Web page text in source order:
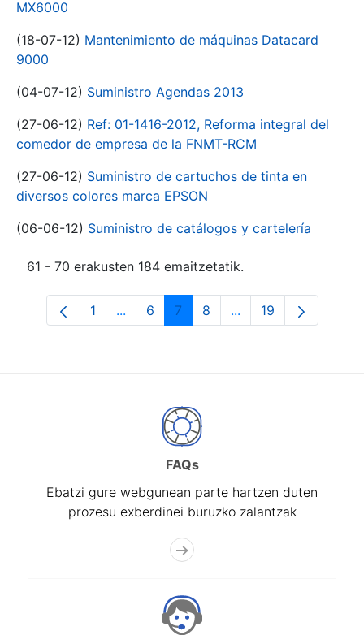
MX6000
(18-07-12) Mantenimiento de máquinas Datacard
9000
(04-07-12) Suministro Agendas 2013
(27-06-12) Ref: 01-1416-2012, Reforma integral del
comedor de empresa de la FNMT-RCM
(27-06-12) Suministro de cartuchos de tinta en
diversos colores marca EPSON
(06-06-12) Suministro de catálogos y cartelería
61 - 70 erakusten 184 emaitzetatik.
Orrialdea
1 ...Intermediate Pages Use TAB to
Orrialdea
6 Orrialdea
7 Orrialdea
8 ...Intermediate Pages
Orrialdea
19
FAQs
Ebatzi gure webgunean parte hartzen duten
prozesu exberdinei buruzko zalantzak